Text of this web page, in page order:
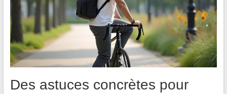
Des astuces concrètes pour